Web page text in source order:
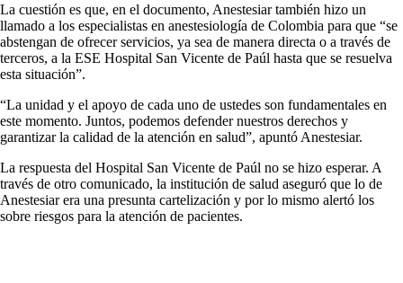
La cuestión es que, en el documento, Anestesiar también hizo un
llamado a los especialistas en anestesiología de Colombia para que “se
abstengan de ofrecer servicios, ya sea de manera directa o a través de
terceros, a la ESE Hospital San Vicente de Paúl hasta que se resuelva
esta situación”.
“La unidad y el apoyo de cada uno de ustedes son fundamentales en
este momento. Juntos, podemos defender nuestros derechos y
garantizar la calidad de la atención en salud”, apuntó Anestesiar.
La respuesta del Hospital San Vicente de Paúl no se hizo esperar. A
través de otro comunicado, la institución de salud aseguró que lo de
Anestesiar era una presunta cartelización y por lo mismo alertó los
sobre riesgos para la atención de pacientes.